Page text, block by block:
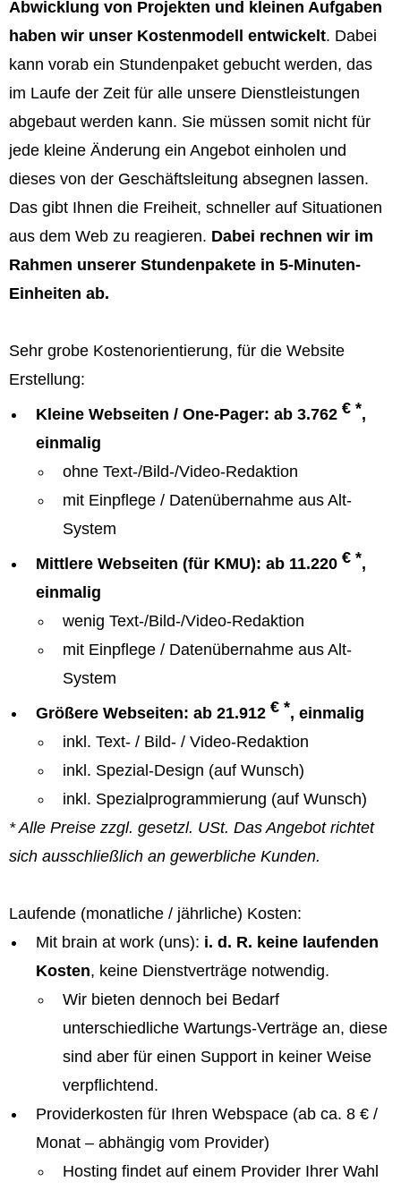
Abwicklung von Projekten und kleinen Aufgaben
haben wir unser Kostenmodell entwickelt. Dabei
kann vorab ein Stundenpaket gebucht werden, das
im Laufe der Zeit für alle unsere Dienstleistungen
abgebaut werden kann. Sie müssen somit nicht für
jede kleine Änderung ein Angebot einholen und
dieses von der Geschäftsleitung absegnen lassen.
Das gibt Ihnen die Freiheit, schneller auf Situationen
aus dem Web zu reagieren. Dabei rechnen wir im
Rahmen unserer Stundenpakete in 5-Minuten-
Einheiten ab.
Sehr grobe Kostenorientierung, für die Website
Erstellung:
Kleine Webseiten / One-Pager: ab 3.762 € *,
einmalig
ohne Text-/Bild-/Video-Redaktion
mit Einpflege / Datenübernahme aus Alt-
System
Mittlere Webseiten (für KMU): ab 11.220 € *,
einmalig
wenig Text-/Bild-/Video-Redaktion
mit Einpflege / Datenübernahme aus Alt-
System
Größere Webseiten: ab 21.912 € *, einmalig
inkl. Text- / Bild- / Video-Redaktion
inkl. Spezial-Design (auf Wunsch)
inkl. Spezialprogrammierung (auf Wunsch)
* Alle Preise zzgl. gesetzl. USt. Das Angebot richtet
sich ausschließlich an gewerbliche Kunden.
Laufende (monatliche / jährliche) Kosten:
Mit brain at work (uns): i. d. R. keine laufenden
Kosten, keine Dienstverträge notwendig.
Wir bieten dennoch bei Bedarf
unterschiedliche Wartungs-Verträge an, diese
sind aber für einen Support in keiner Weise
verpflichtend.
Providerkosten für Ihren Webspace (ab ca. 8 € /
Monat – abhängig vom Provider)
Hosting findet auf einem Provider Ihrer Wahl